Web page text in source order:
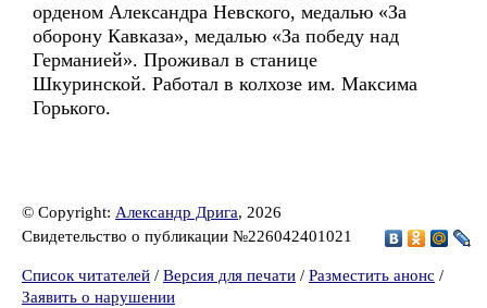
орденом Александра Невского, медалью «За
оборону Кавказа», медалью «За победу над
Германией». Проживал в станице
Шкуринской. Работал в колхозе им. Максима
Горького.
© Copyright: Александр Дрига, 2026
Свидетельство о публикации №226042401021
Список читателей / Версия для печати / Разместить анонс /
Заявить о нарушении